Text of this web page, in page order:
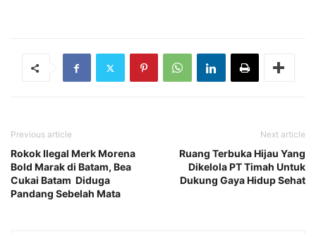
Previous article
Rokok Ilegal Merk Morena
Bold Marak di Batam, Bea
Cukai Batam Diduga
Pandang Sebelah Mata
Next article
Ruang Terbuka Hijau Yang
Dikelola PT Timah Untuk
Dukung Gaya Hidup Sehat